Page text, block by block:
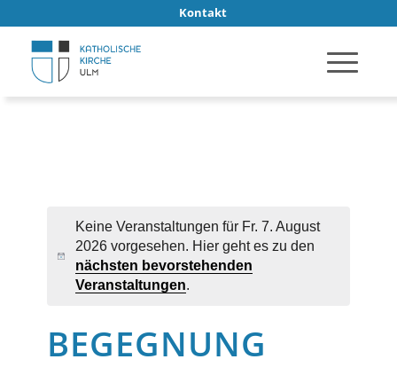
Kontakt
Hinweis
Keine Veranstaltungen für Fr. 7. August
2026 vorgesehen. Hier geht es zu den
nächsten bevorstehenden
Veranstaltungen.
BEGEGNUNG